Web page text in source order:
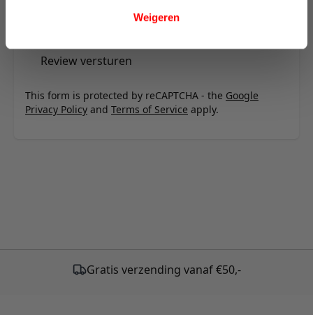
Weigeren
Review versturen
This form is protected by reCAPTCHA - the Google
Privacy Policy and Terms of Service apply.
Gratis verzending vanaf €50,-